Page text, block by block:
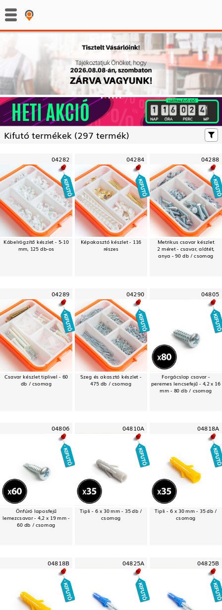
: :
Kifutó termékek (297 termék)
04282
Kábelrögzítő készlet - 5-10
mm, 125 db-os
04284
Képakasztó készlet - 116
részes
04288
Metrikus csavar készlet
2 méret - csavar, alátét,
anya - 90 db / csomag
04289
Csavar készlet tiplivel - 60
db / csomag
04290
Szeg és akasztó készlet -
475 db / csomag
04805
Forgácslap csavar -
peremes lencsefejű - 4,2 x 16
mm - 80 db / csomag
04806
Önfúró laposfejű
lemezcsavar - 4,2 x 19 mm -
60 db / csomag
04810A
Tipli - 6 x 30 mm - 35 db /
csomag
04818A
Tipli - 6 x 30 mm - 35 db /
csomag
04818B 04825A 04825B